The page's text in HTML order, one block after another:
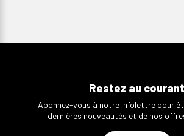
Restez au courant
Abonnez-vous à notre infolettre pour
dernières nouveautés et de nos